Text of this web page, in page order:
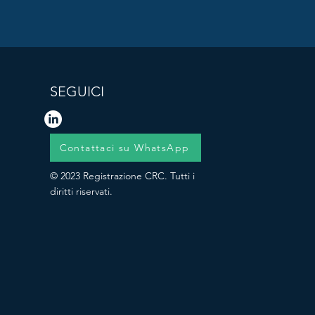
SEGUICI
Contattaci su WhatsApp
© 2023 Registrazione CRC. Tutti i
diritti riservati.